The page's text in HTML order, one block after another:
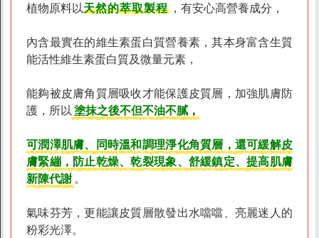
植物原料以天然的萃取製程 ，有安心高營養成分，
內含最實在的維生素蛋白質營養素，其本身富含生質
能活性維生素蛋白質及微量元素，
能夠被皮膚角質層吸收才能保護皮質層，加強肌膚防
護，所以 塗抹之後不但不油不膩 ，
可潤澤肌膚、同時溫和調理淨化角質層，還可緩解皮
膚緊繃，防止乾燥、乾裂現象、舒緩鎮定、提高肌膚
新陳代謝 。
氣味芬芳，更能讓皮質層散發出水噹噹、亮麗迷人的
粉彩光澤。